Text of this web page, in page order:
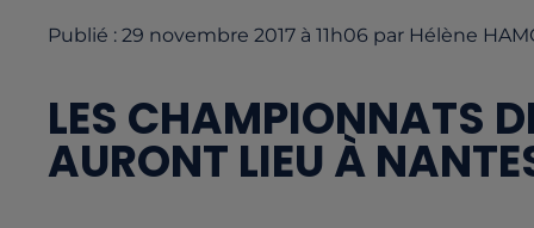
Publié : 29 novembre 2017 à 11h06 par Hélène
LES CHAMPIONNATS
AURONT LIEU À